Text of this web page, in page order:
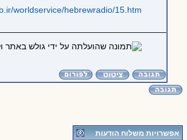
worldservice/hebrewradio/15.htm
אפשרויות משלוח הודעות